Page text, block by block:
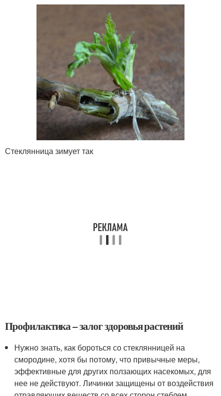
Стеклянница зимует так
Профилактика – залог здоровья растений
Нужно знать, как бороться со стеклянницей на
смородине, хотя бы потому, что привычные меры,
эффективные для других ползающих насекомых, для
нее не действуют. Личинки защищены от воздействия